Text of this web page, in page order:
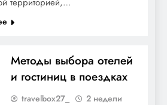
Методы выбора отелей
и гостиниц в поездках
travelbox27_
2 недели